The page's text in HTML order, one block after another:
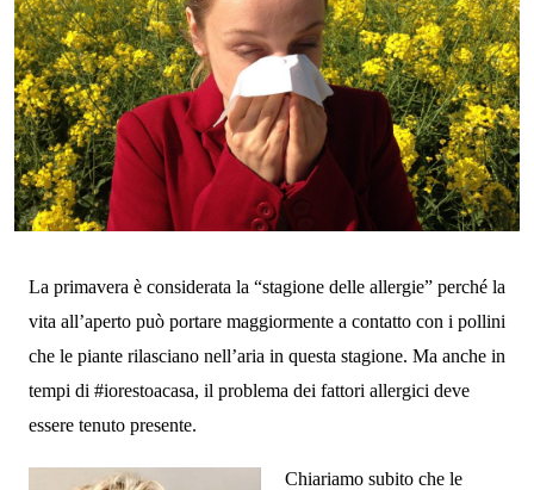
La primavera è considerata la “stagione delle allergie” perché la
vita all’aperto può portare maggiormente a contatto con i pollini
che le piante rilasciano nell’aria in questa stagione. Ma anche in
tempi di #iorestoacasa, il problema dei fattori allergici deve
essere tenuto presente.
Chiariamo subito che le